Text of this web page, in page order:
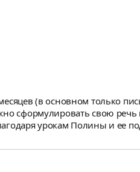
(в основном только
сформулировать свою
урокам Полины и ее
но уверен благодаря